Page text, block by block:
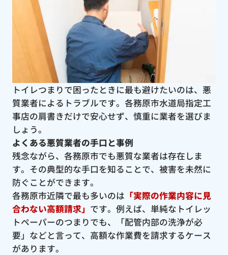
トイレつまりで困ったときに最も避けたいのは、悪
質業者によるトラブルです。各務原市水道局指定工
事店の肩書きだけで安心せず、慎重に業者を選びま
しょう。
よくある悪質業者の手口と事例
残念ながら、各務原市でも悪質な業者は存在しま
す。その典型的な手口を知ることで、被害を未然に
防ぐことができます。
各務原市近隣で最も多いのは 「実際の作業内容に見
合わない高額請求」 です。例えば、単純なトイレッ
トペーパーのつまりでも、「配管内部の洗浄が必
要」などと言って、高額な作業費を請求するケース
があります。